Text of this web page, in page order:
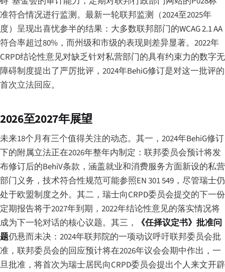
准符合情况进行监测。最新一轮联邦监测（2024至2025年
度）呈现出喜忧参半的结果：大多数联邦部门的WCAG 2.1 AA
符合率超过80%，而州级和市级的表现则差异显著。2022年
CRPD结论性意见对缺乏针对私营部门的具有约束力的数字无
障碍制度提出了严厉批评，2024年BehiG修订是对这一批评的
首次立法回应。
2026至2027年展望
未来18个月有三个值得关注的动态。其一，2024年BehiG修订
下的附属立法正在2026年整年内制定：联邦委员会预计将发
布修订后的BehiV条款，涵盖就业和消费服务方面新设的私营
部门义务，技术符合性规范可能参照EN 301 549，尽管瑞士仍
处于欧盟制度之外。其二，瑞士向CRPD委员会提交的下一份
定期报告将于2027年到期，2022年结论性意见的落实情况将
成为下一轮对话的核心议题。其三，
《任择议定书》批准问
题仍悬而未决：2024年联邦院的一项动议呼吁联邦委员会批
准，联邦委员会的回应预计将在2026年议会会期中作出，一
旦批准，将首次为瑞士居民向CRPD委员会提出个人来文开辟